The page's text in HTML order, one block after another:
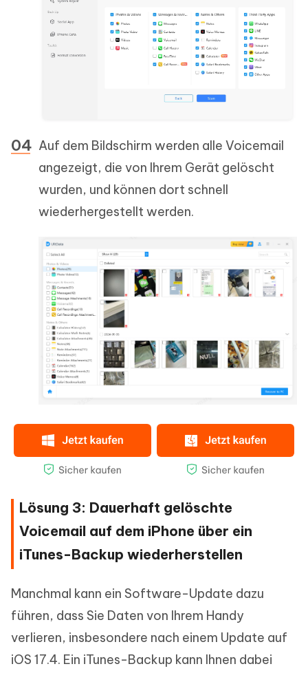
Auf dem Bildschirm werden alle Voicemail
angezeigt, die von Ihrem Gerät gelöscht
wurden, und können dort schnell
wiederhergestellt werden.
Lösung 3: Dauerhaft gelöschte
Voicemail auf dem iPhone über ein
iTunes-Backup wiederherstellen
Manchmal kann ein Software-Update dazu
führen, dass Sie Daten von Ihrem Handy
verlieren, insbesondere nach einem Update auf
iOS 17.4. Ein iTunes-Backup kann Ihnen dabei